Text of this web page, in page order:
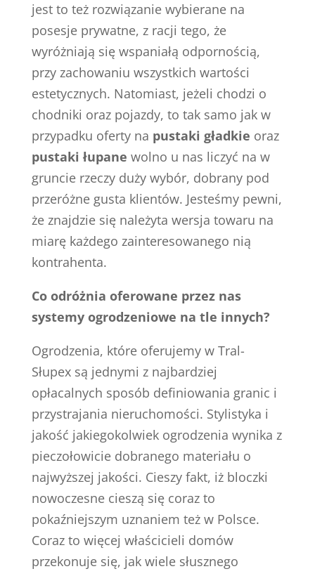
jest to też rozwiązanie wybierane na
posesje prywatne, z racji tego, że
wyróżniają się wspaniałą odpornością,
przy zachowaniu wszystkich wartości
estetycznych. Natomiast, jeżeli chodzi o
chodniki oraz pojazdy, to tak samo jak w
przypadku oferty na pustaki gładkie oraz
pustaki łupane wolno u nas liczyć na w
gruncie rzeczy duży wybór, dobrany pod
przeróżne gusta klientów. Jesteśmy pewni,
że znajdzie się należyta wersja towaru na
miarę każdego zainteresowanego nią
kontrahenta.
Co odróżnia oferowane przez nas
systemy ogrodzeniowe na tle innych?
Ogrodzenia, które oferujemy w Tral-
Słupex są jednymi z najbardziej
opłacalnych sposób definiowania granic i
przystrajania nieruchomości. Stylistyka i
jakość jakiegokolwiek ogrodzenia wynika z
pieczołowicie dobranego materiału o
najwyższej jakości. Cieszy fakt, iż bloczki
nowoczesne cieszą się coraz to
pokaźniejszym uznaniem też w Polsce.
Coraz to więcej właścicieli domów
przekonuje się, jak wiele słusznego